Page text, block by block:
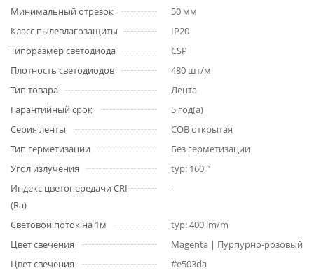
Минимальный отрезок
50 мм
Класс пылевлагозащиты
IP20
Типоразмер светодиода
CSP
Плотность светодиодов
480 шт/м
Тип товара
Лента
Гарантийный срок
5 год(а)
Серия ленты
COB открытая
Тип герметизации
Без герметизации
Угол излучения
typ: 160 °
Индекс цветопередачи CRI
(Ra)
-
Световой поток на 1м
typ: 400 lm/m
Цвет свечения
Magenta | Пурпурно-розовый
Цвет свечения
#e503da